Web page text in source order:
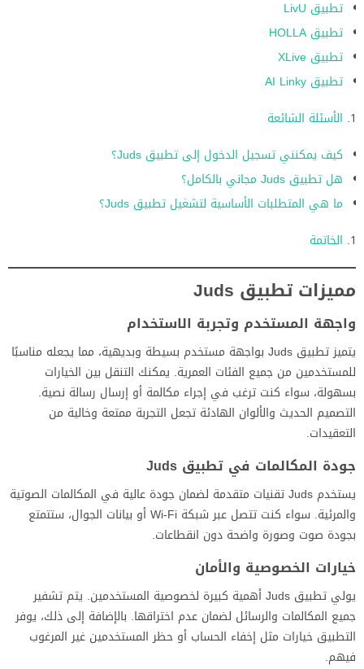
تطبيق LivU
تطبيق HOLLA
تطبيق XLive
تطبيق AI Linky
الأسئلة الشائعة
كيف يمكنني تسجيل الدخول إلى تطبيق Juds؟
هل تطبيق Juds مجاني بالكامل؟
ما هي المتطلبات الأساسية لتشغيل تطبيق Juds؟
الخاتمة
مميزات تطبيق Juds
واجهة المستخدم وتجربة الاستخدام
يتميز تطبيق Juds بواجهة مستخدم بسيطة وبديهية، مما يجعله مناسبًا
للمستخدمين من جميع الفئات العمرية. يمكنك التنقل بين الخيارات
بسهولة، سواء كنت ترغب في إجراء مكالمة أو إرسال رسالة نصية.
التصميم الحديث والألوان الهادئة تجعل التجربة ممتعة وخالية من
التعقيدات.
جودة المكالمات في تطبيق Juds
يستخدم Juds تقنيات متقدمة لضمان جودة عالية في المكالمات الصوتية
والمرئية. سواء كنت تتصل عبر شبكة Wi-Fi أو بيانات الجوال، ستتمتع
بجودة صوت وصورة واضحة دون انقطاعات.
خيارات الخصوصية والأمان
يولي تطبيق Juds أهمية كبيرة لخصوصية المستخدمين. يتم تشفير
جميع المكالمات والرسائل لضمان عدم اختراقها. بالإضافة إلى ذلك، يوفر
التطبيق خيارات مثل إخفاء الحساب أو حظر المستخدمين غير المرغوب
فيهم.